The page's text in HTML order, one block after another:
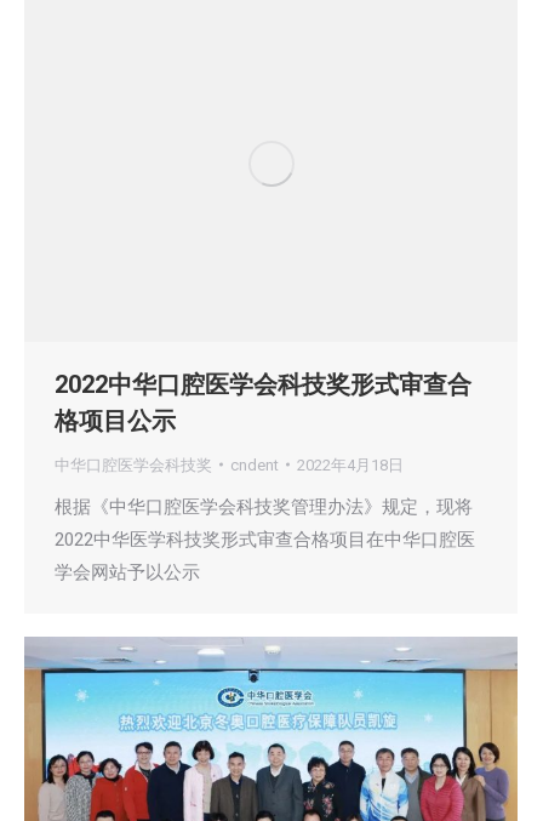
2022中华口腔医学会科技奖形式审查合
格项目公示
中华口腔医学会科技奖 cndent 2022年4月18日
根据《中华口腔医学会科技奖管理办法》规定，现将
2022中华医学科技奖形式审查合格项目在中华口腔医
学会网站予以公示